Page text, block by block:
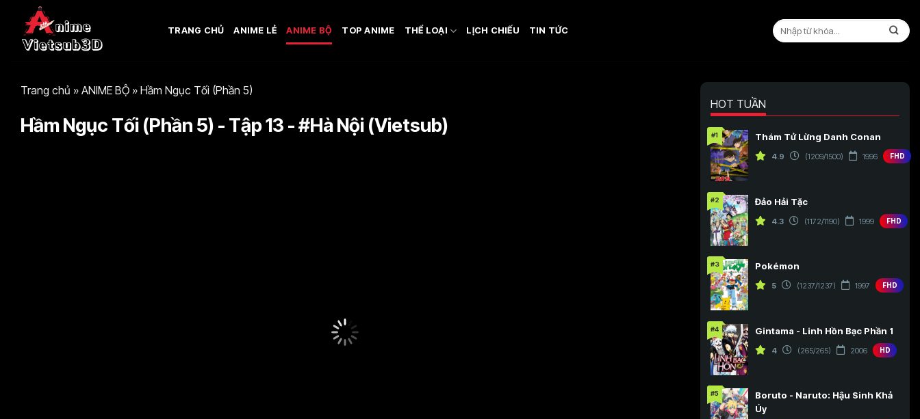
TRANG CHỦ ANIME LẺ ANIME BỘ TOP ANIME THỂ LOẠI LỊCH CHIẾU TIN TỨC
Trang chủ » ANIME BỘ » Hầm Ngục Tối (Phần 5)
Hầm Ngục Tối (Phần 5) - Tập 13 - #Hà Nội (Vietsub)
HOT TUẦN
#1 Thám Tử Lừng Danh Conan
4.9 (1209/1500) 1996 FHD
#2 Đảo Hải Tặc
4.3 (1172/1190) 1999 FHD
#3 Pokémon
5 (1237/1237) 1997 FHD
#4 Gintama - Linh Hồn Bạc Phần 1
4 (265/265) 2006 HD
#5
Boruto - Naruto: Hậu Sinh Khả
Úy